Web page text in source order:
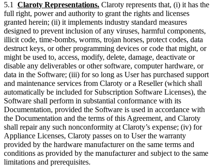
5.1 Claroty Representations. Claroty represents that, (i) it has the
full right, power and authority to grant the rights and licenses
granted herein; (ii) it implements industry standard measures
designed to prevent inclusion of any viruses, harmful components,
illicit code, time-bombs, worms, trojan horses, protect codes, data
destruct keys, or other programming devices or code that might, or
might be used to, access, modify, delete, damage, deactivate or
disable any deliverables or other software, computer hardware, or
data in the Software; (iii) for so long as User has purchased support
and maintenance services from Claroty or a Reseller (which shall
automatically be included for Subscription Software Licenses), the
Software shall perform in substantial conformance with its
Documentation, provided the Software is used in accordance with
the Documentation and the terms of this Agreement, and Claroty
shall repair any such nonconformity at Claroty’s expense; (iv) for
Appliance Licenses, Claroty passes on to User the warranty
provided by the hardware manufacturer on the same terms and
conditions as provided by the manufacturer and subject to the same
limitations and prerequisites.